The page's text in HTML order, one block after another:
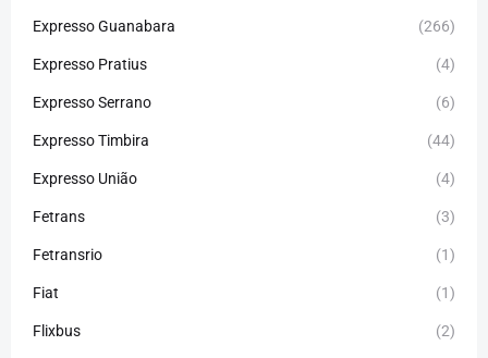
Expresso Guanabara (266)
Expresso Pratius (4)
Expresso Serrano (6)
Expresso Timbira (44)
Expresso União (4)
Fetrans (3)
Fetransrio (1)
Fiat (1)
Flixbus (2)